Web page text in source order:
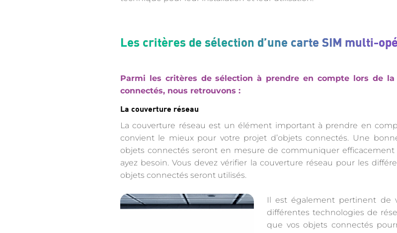
Les critères de sélection d’une carte SIM multi-
Parmi les critères de sélection à prendre en compte lors de la
connectés, nous retrouvons :
La couverture réseau
La couverture réseau est un élément important à prendre en
convient le mieux pour votre projet d’objets connectés. Une
objets connectés seront en mesure de communiquer
ayez besoin. Vous devez vérifier la couverture réseau pour les
objets connectés seront utilisés.
Il est également pertinent de
différentes technologies de
que vos objets connectés